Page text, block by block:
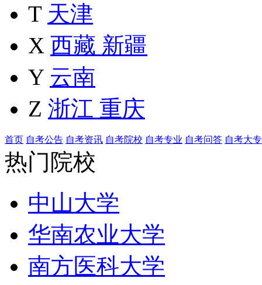
T 天津
X 西藏 新疆
Y 云南
Z 浙江 重庆
首页 自考公告 自考资讯 自考院校 自考专业 自考问答 自考大专
热门院校
中山大学
华南农业大学
南方医科大学